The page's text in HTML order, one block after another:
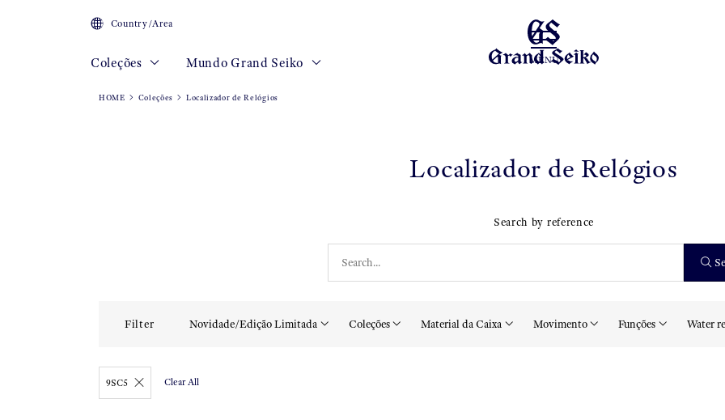
MENU
Country/Area
Coleções Mundo Grand Seiko
HOME Coleções Localizador de Relógios
Localizador de Relógios
Search by reference
Filter Novidade/Edição Limitada Coleções Material da Caixa Movimento Funções Water
9SC5 Clear All